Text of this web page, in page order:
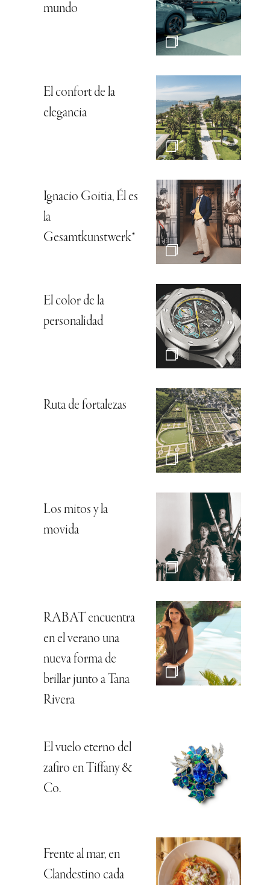
mundo
El confort de la
elegancia
Ignacio Goitia, Él es
la
Gesamtkunstwerk*
El color de la
personalidad
Ruta de fortalezas
Los mitos y la
movida
RABAT encuentra
en el verano una
nueva forma de
brillar junto a Tana
Rivera
El vuelo eterno del
zafiro en Tiffany &
Co.
Frente al mar, en
Clandestino cada